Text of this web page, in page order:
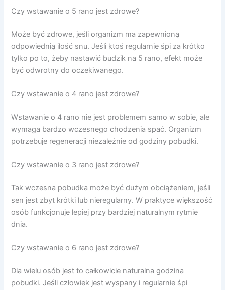
Czy wstawanie o 5 rano jest zdrowe?
Może być zdrowe, jeśli organizm ma zapewnioną
odpowiednią ilość snu. Jeśli ktoś regularnie śpi za krótko
tylko po to, żeby nastawić budzik na 5 rano, efekt może
być odwrotny do oczekiwanego.
Czy wstawanie o 4 rano jest zdrowe?
Wstawanie o 4 rano nie jest problemem samo w sobie, ale
wymaga bardzo wczesnego chodzenia spać. Organizm
potrzebuje regeneracji niezależnie od godziny pobudki.
Czy wstawanie o 3 rano jest zdrowe?
Tak wczesna pobudka może być dużym obciążeniem, jeśli
sen jest zbyt krótki lub nieregularny. W praktyce większość
osób funkcjonuje lepiej przy bardziej naturalnym rytmie
dnia.
Czy wstawanie o 6 rano jest zdrowe?
Dla wielu osób jest to całkowicie naturalna godzina
pobudki. Jeśli człowiek jest wyspany i regularnie śpi